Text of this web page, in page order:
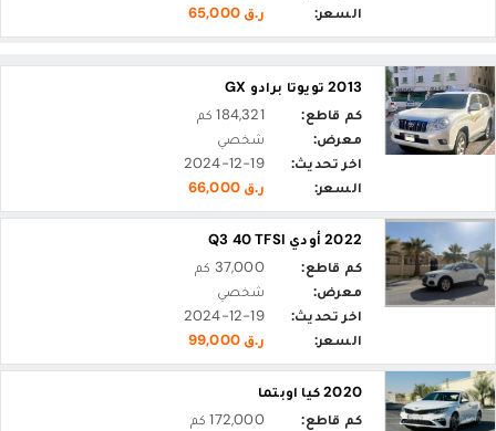
السعر:
ر.ق 65,000
2013 تويوتا برادو GX
كم قاطع:
184,321 كم
معرض:
شخصي
اخر تحديث:
2024-12-19
السعر:
ر.ق 66,000
2022 أودي Q3 40 TFSI
كم قاطع:
37,000 كم
معرض:
شخصي
اخر تحديث:
2024-12-19
السعر:
ر.ق 99,000
2020 كيا اوبتما
كم قاطع:
172,000 كم